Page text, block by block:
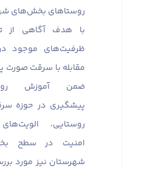
روستاهای بخش‌های
با هدف آگاهی از
ظرفیت‌های موجود
مقابله با سرقت صورت
ضمن آموزش
پیشگیری در حوزه
روستایی،
امنیت در سطح
شهرستان نیز مورد